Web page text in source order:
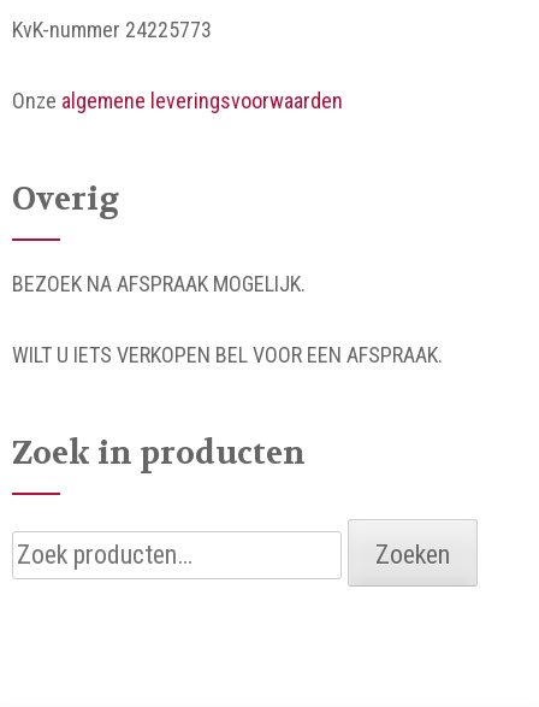
KvK-nummer 24225773
Onze algemene leveringsvoorwaarden
Overig
BEZOEK NA AFSPRAAK MOGELIJK.
WILT U IETS VERKOPEN BEL VOOR EEN AFSPRAAK.
Zoek in producten
Zoeken
naar:
Zoeken